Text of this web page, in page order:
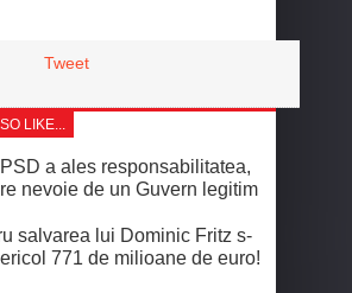
Tweet
LIKE...
a ales responsabilitatea,
nevoie de un Guvern legitim
salvarea lui Dominic Fritz s-
771 de milioane de euro!